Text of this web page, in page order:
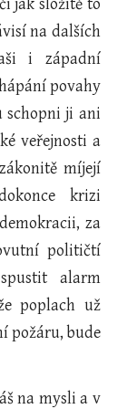
jak složitě to
na dalších
i západní
povahy
schopni ji ani
veřejnosti a
míjejí
krizi
za
političtí
alarm
poplach už
požáru, bude
na mysli a v